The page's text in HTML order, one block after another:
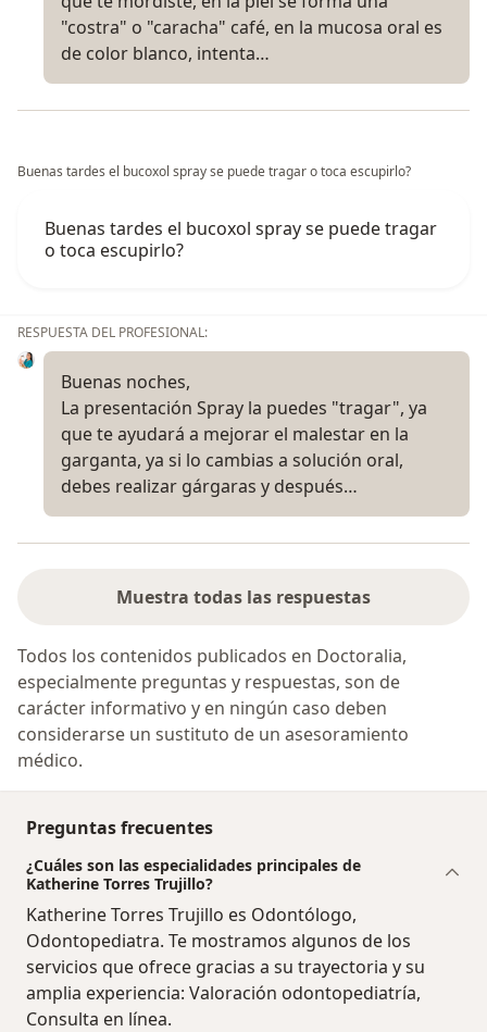
"costra" o "caracha" café, en la mucosa oral es
de color blanco, intenta…
Buenas tardes el bucoxol spray se puede tragar o toca escupirlo?
Buenas tardes el bucoxol spray se puede tragar
o toca escupirlo?
RESPUESTA DEL PROFESIONAL:
Buenas noches,
La presentación Spray la puedes "tragar", ya
que te ayudará a mejorar el malestar en la
garganta, ya si lo cambias a solución oral,
debes realizar gárgaras y después…
Muestra todas las respuestas
Todos los contenidos publicados en Doctoralia,
especialmente preguntas y respuestas, son de
carácter informativo y en ningún caso deben
considerarse un sustituto de un asesoramiento
médico.
Preguntas frecuentes
¿Cuáles son las especialidades principales de
Katherine Torres Trujillo?
Katherine Torres Trujillo es Odontólogo,
Odontopediatra. Te mostramos algunos de los
servicios que ofrece gracias a su trayectoria y su
amplia experiencia: Valoración odontopediatría,
Consulta en línea.